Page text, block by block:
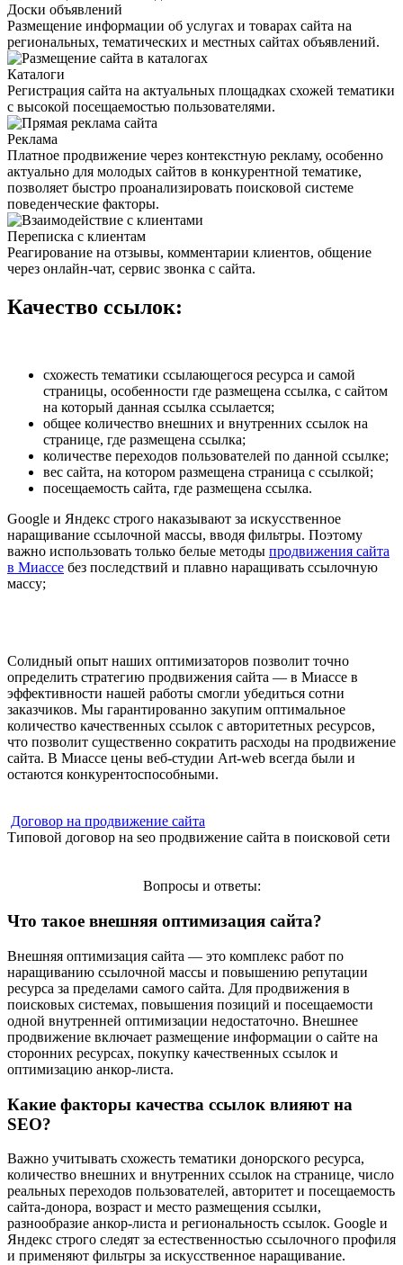
Доски объявлений
Размещение информации об услугах и товарах сайта на
региональных, тематических и местных сайтах объявлений.
Каталоги
Регистрация сайта на актуальных площадках схожей тематики
с высокой посещаемостью пользователями.
Реклама
Платное продвижение через контекстную рекламу, особенно
актуально для молодых сайтов в конкурентной тематике,
позволяет быстро проанализировать поисковой системе
поведенческие факторы.
Переписка с клиентам
Реагирование на отзывы, комментарии клиентов, общение
через онлайн-чат, сервис звонка с сайта.
Качество ссылок:
схожесть тематики ссылающегося ресурса и самой
страницы, особенности где размещена ссылка, с сайтом
на который данная ссылка ссылается;
общее количество внешних и внутренних ссылок на
странице, где размещена ссылка;
количестве переходов пользователей по данной ссылке;
вес сайта, на котором размещена страница с ссылкой;
посещаемость сайта, где размещена ссылка.
Google и Яндекс строго наказывают за искусственное
наращивание ссылочной массы, вводя фильтры. Поэтому
важно использовать только белые методы продвижения сайта
в Миассе без последствий и плавно наращивать ссылочную
массу;
Солидный опыт наших оптимизаторов позволит точно
определить стратегию продвижения сайта — в Миассе в
эффективности нашей работы смогли убедиться сотни
заказчиков. Мы гарантированно закупим оптимальное
количество качественных ссылок с авторитетных ресурсов,
что позволит существенно сократить расходы на продвижение
сайта. В Миассе цены веб-студии Art-web всегда были и
остаются конкурентоспособными.
Договор на продвижение сайта
Типовой договор на seo продвижение сайта в поисковой сети
Вопросы и ответы:
Что такое внешняя оптимизация сайта?
Внешняя оптимизация сайта — это комплекс работ по
наращиванию ссылочной массы и повышению репутации
ресурса за пределами самого сайта. Для продвижения в
поисковых системах, повышения позиций и посещаемости
одной внутренней оптимизации недостаточно. Внешнее
продвижение включает размещение информации о сайте на
сторонних ресурсах, покупку качественных ссылок и
оптимизацию анкор-листа.
Какие факторы качества ссылок влияют на
SEO?
Важно учитывать схожесть тематики донорского ресурса,
количество внешних и внутренних ссылок на странице, число
реальных переходов пользователей, авторитет и посещаемость
сайта-донора, возраст и место размещения ссылки,
разнообразие анкор-листа и региональность ссылок. Google и
Яндекс строго следят за естественностью ссылочного профиля
и применяют фильтры за искусственное наращивание.